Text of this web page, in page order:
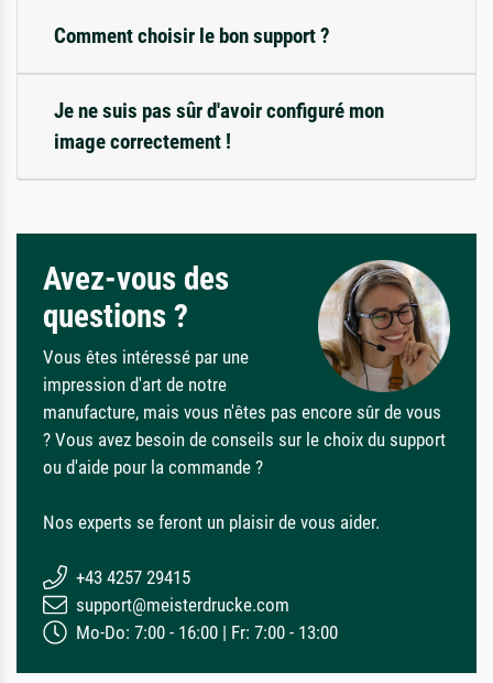
Comment choisir le bon support ?
Je ne suis pas sûr d'avoir configuré mon
image correctement !
Avez-vous des
questions ?
Vous êtes intéressé par une
impression d'art de notre
manufacture, mais vous n'êtes pas encore sûr de vous
? Vous avez besoin de conseils sur le choix du support
ou d'aide pour la commande ?
Nos experts se feront un plaisir de vous aider.
+43 4257 29415
support@meisterdrucke.com
Mo-Do: 7:00 - 16:00 | Fr: 7:00 - 13:00